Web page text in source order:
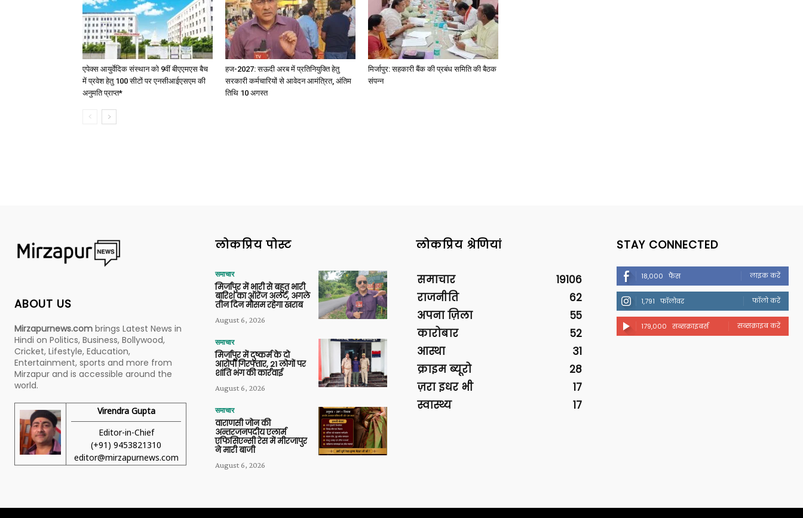
एपेक्स आयुर्वेदिक संस्थान को 9वीं बीएएमएस बैच
में प्रवेश हेतु 100 सीटों पर एनसीआईएसएम की
अनुमति प्राप्त*
हज-2027: सऊदी अरब में प्रतिनियुक्ति हेतु
सरकारी कर्मचारियों से आवेदन आमंत्रित, अंतिम
तिथि 10 अगस्त
मिर्जापुर: सहकारी बैंक की प्रबंध समिति की बैठक
संपन्न
ABOUT US
Mirzapurnews.com brings Latest News in
Hindi on Politics, Business, Bollywood,
Cricket, Lifestyle, Education,
Entertainment, sports and more from
Mirzapur and is accessible around the
world.
Virendra Gupta
Editor-in-Chief
(+91) 9453821310
editor@mirzapurnews.com
लोकप्रिय पोस्ट
समाचार
मिर्जापुर में भारी से बहुत भारी
बारिश का ऑरेंज अलर्ट, अगले
तीन दिन मौसम रहेगा खराब
August 6, 2026
समाचार
मिर्जापुर में दुष्कर्म के दो
आरोपी गिरफ्तार, 21 लोगों पर
शांति भंग की कार्रवाई
August 6, 2026
समाचार
वाराणसी जोन की
अन्तरजनपदीय एलार्म
एफिसिएन्सी रेस में मीरजापुर
ने मारी बाजी
August 6, 2026
लोकप्रिय श्रेणियां
समाचार
19106
राजनीति
62
अपना ज़िला
55
कारोबार
52
आस्था
31
क्राइम ब्यूरो
28
ज़रा इधर भी
17
स्वास्थ्य
17
STAY CONNECTED
18,000 फैंस लाइक करें
1,791 फॉलोवर फॉलो करें
179,000 सब्सक्राइबर्स सब्सक्राइब करें